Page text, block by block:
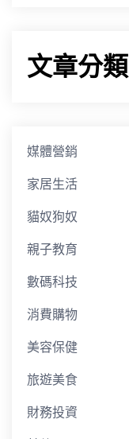
文章分類
媒體營銷
家居生活
貓奴狗奴
親子教育
數碼科技
消費購物
美容保健
旅遊美食
財務投資